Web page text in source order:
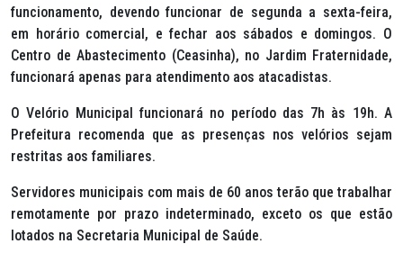
funcionamento, devendo funcionar de segunda a sexta-feira,
em horário comercial, e fechar aos sábados e domingos. O
Centro de Abastecimento (Ceasinha), no Jardim Fraternidade,
funcionará apenas para atendimento aos atacadistas.
O Velório Municipal funcionará no período das 7h às 19h. A
Prefeitura recomenda que as presenças nos velórios sejam
restritas aos familiares.
Servidores municipais com mais de 60 anos terão que trabalhar
remotamente por prazo indeterminado, exceto os que estão
lotados na Secretaria Municipal de Saúde.